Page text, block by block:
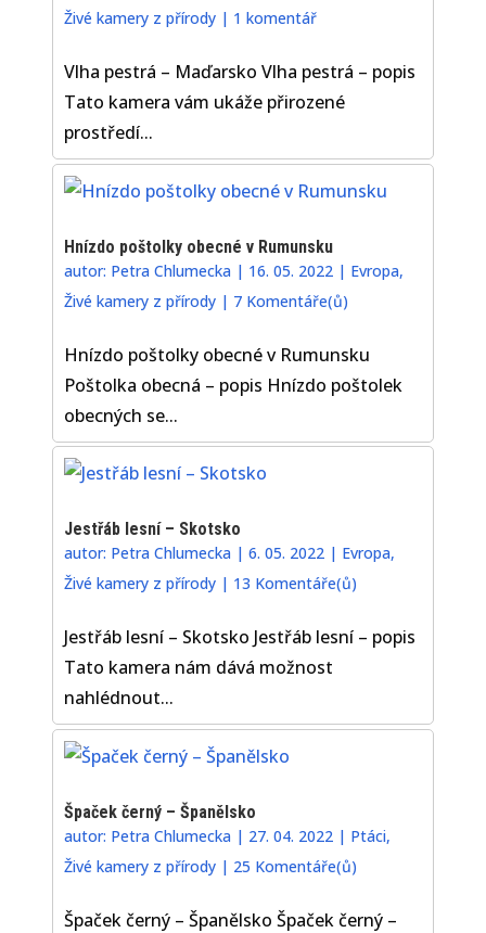
Živé kamery z přírody | 1 komentář
Vlha pestrá – Maďarsko Vlha pestrá – popis
Tato kamera vám ukáže přirozené
prostředí...
Hnízdo poštolky obecné v Rumunsku
autor: Petra Chlumecka | 16. 05. 2022 | Evropa,
Živé kamery z přírody | 7 Komentáře(ů)
Hnízdo poštolky obecné v Rumunsku
Poštolka obecná – popis Hnízdo poštolek
obecných se...
Jestřáb lesní – Skotsko
autor: Petra Chlumecka |6. 05. 2022 | Evropa,
Živé kamery z přírody | 13 Komentáře(ů)
Jestřáb lesní – Skotsko Jestřáb lesní – popis
Tato kamera nám dává možnost
nahlédnout...
Špaček černý – Španělsko
autor: Petra Chlumecka | 27. 04. 2022 | Ptáci,
Živé kamery z přírody | 25 Komentáře(ů)
Špaček černý – Španělsko Špaček černý –